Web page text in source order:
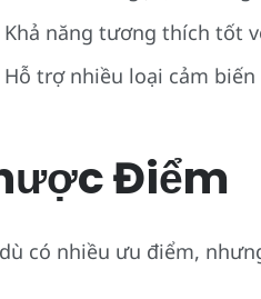
Khả năng tương thích tốt
Hỗ trợ nhiều loại cảm
Điểm
có nhiều ưu điểm,